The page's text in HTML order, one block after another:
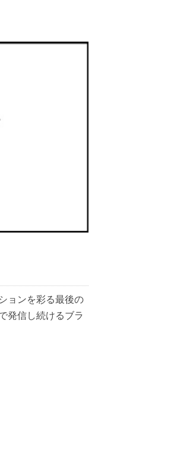
ョンを彩る最後の
発信し続けるブラ